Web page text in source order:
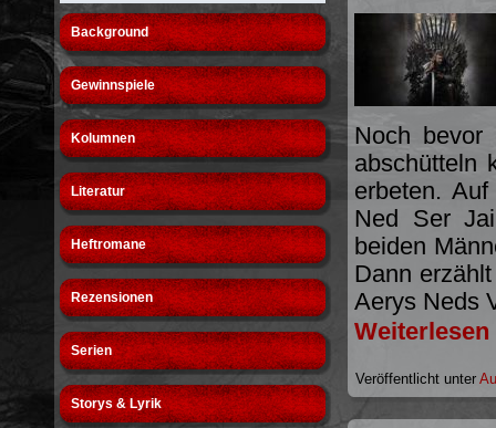
Background
Gewinnspiele
Kolumnen
Literatur
Heftromane
Rezensionen
Serien
Storys & Lyrik
Noch bevor
abschütteln
erbeten.
Ned Ser
beiden
Dann
Aerys Neds
Weiterlesen
Veröffentlicht unter